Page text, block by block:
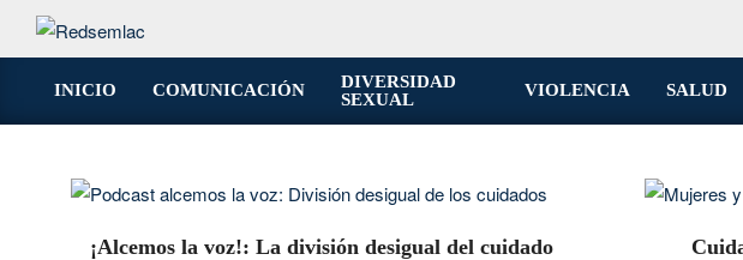
Saltar
Menú
principal
INICIO COMUNICACIÓN
DIVERSIDAD
SEXUAL
VIOLENCIA SALUD
¡Alcemos la voz!: La división desigual del cuidado